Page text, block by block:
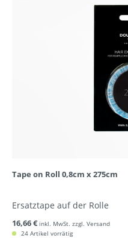
Tape on Roll 0,8cm x 275cm
Ersatztape auf der Rolle
16,66 € inkl. MwSt. zzgl. Versand
24 Artikel vorrätig